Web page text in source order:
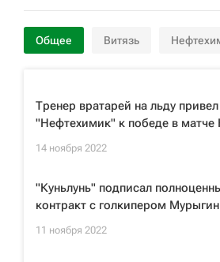
Общее Витязь
Тренер вратарей на льду привел
"Нефтехимик" к победе в матче
14 ноября 2022
"Куньлунь" подписал
контракт с голкипером
11 ноября 2022